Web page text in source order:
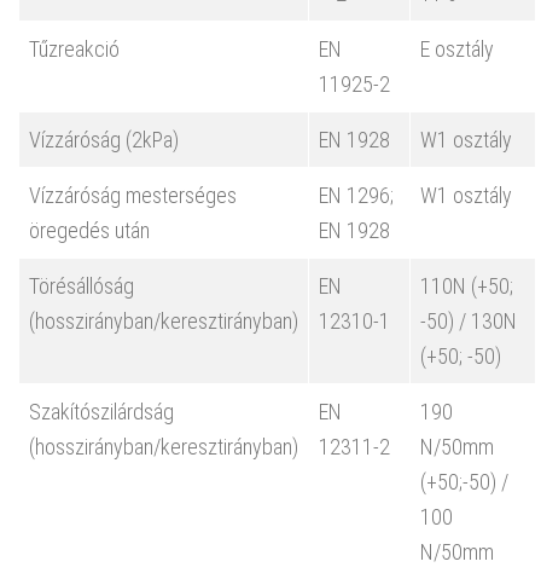
Tűzreakció
EN
11925-2
E osztály
Vízzáróság (2kPa) EN 1928 W1 osztály
Vízzáróság mesterséges
öregedés után
EN 1296;
EN 1928
W1 osztály
Törésállóság
(hosszirányban/keresztirányban)
EN
12310-1
110N (+50;
-50) / 130N
(+50; -50)
Szakítószilárdság
(hosszirányban/keresztirányban)
EN
12311-2
190
N/50mm
(+50;-50) /
100
N/50mm